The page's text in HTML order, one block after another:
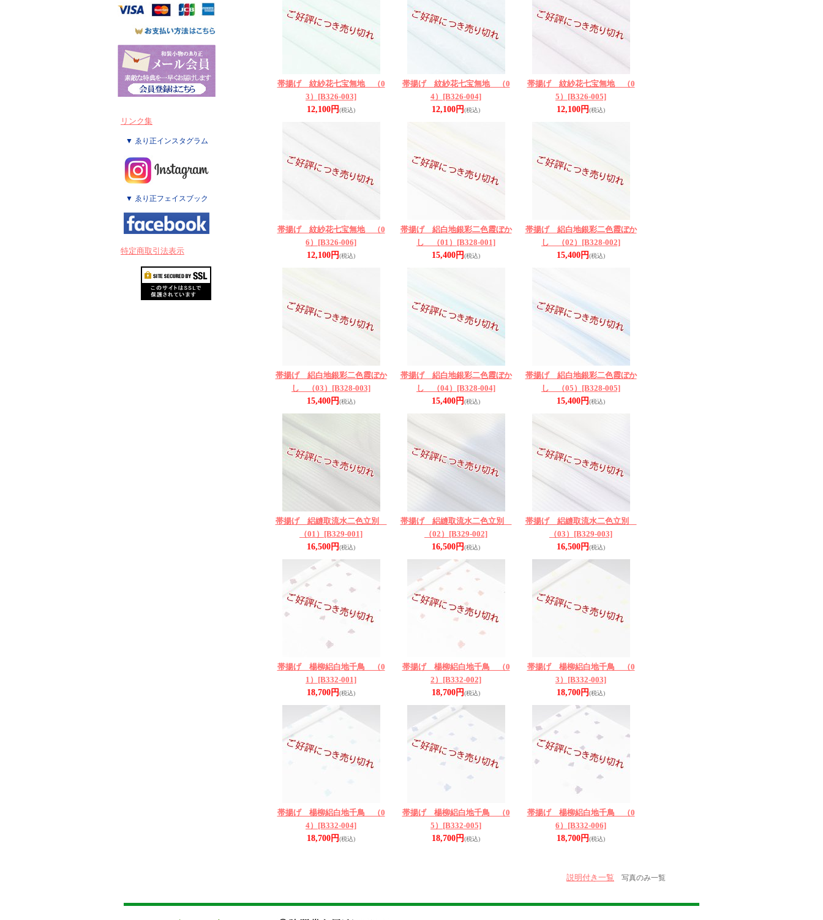
リンク集
▼ ゑり正インスタグラム
▼ ゑり正フェイスブック
特定商取引法表示
帯揚げ 紋紗花七宝無地 （0
3） [B326-003]
12,100円(税込)
帯揚げ 紋紗花七宝無地 （0
4） [B326-004]
12,100円(税込)
帯揚げ 紋紗花七宝無地 （0
5） [B326-005]
12,100円(税込)
帯揚げ 紋紗花七宝無地 （0
6） [B326-006]
12,100円(税込)
帯揚げ 絽白地銀彩二色霞ぼか
し （01） [B328-001]
15,400円(税込)
帯揚げ 絽白地銀彩二色霞ぼか
し （02） [B328-002]
15,400円(税込)
帯揚げ 絽白地銀彩二色霞ぼか
し （03） [B328-003]
15,400円(税込)
帯揚げ 絽白地銀彩二色霞ぼか
し （04） [B328-004]
15,400円(税込)
帯揚げ 絽白地銀彩二色霞ぼか
し （05） [B328-005]
15,400円(税込)
帯揚げ 絽縫取流水二色立別
（01） [B329-001]
16,500円(税込)
帯揚げ 絽縫取流水二色立別
（02） [B329-002]
16,500円(税込)
帯揚げ 絽縫取流水二色立別
（03） [B329-003]
16,500円(税込)
帯揚げ 楊柳絽白地千鳥 （0
1） [B332-001]
18,700円(税込)
帯揚げ 楊柳絽白地千鳥 （0
2） [B332-002]
18,700円(税込)
帯揚げ 楊柳絽白地千鳥 （0
3） [B332-003]
18,700円(税込)
帯揚げ 楊柳絽白地千鳥 （0
4） [B332-004]
18,700円(税込)
帯揚げ 楊柳絽白地千鳥 （0
5） [B332-005]
18,700円(税込)
帯揚げ 楊柳絽白地千鳥 （0
6） [B332-006]
18,700円(税込)
説明付き一覧 写真のみ一覧